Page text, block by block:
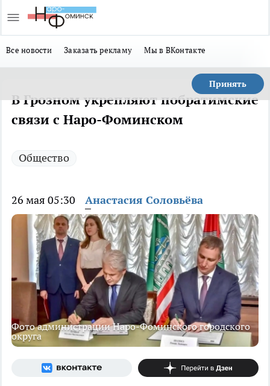
Все новости Заказать рекламу Мы в ВКонтакте
Принять
В Грозном укрепляют побратимские
связи с Наро-Фоминском
Общество
26 мая 05:30 Анастасия Соловьёва
Фото администрации Наро-Фоминского городского
округа